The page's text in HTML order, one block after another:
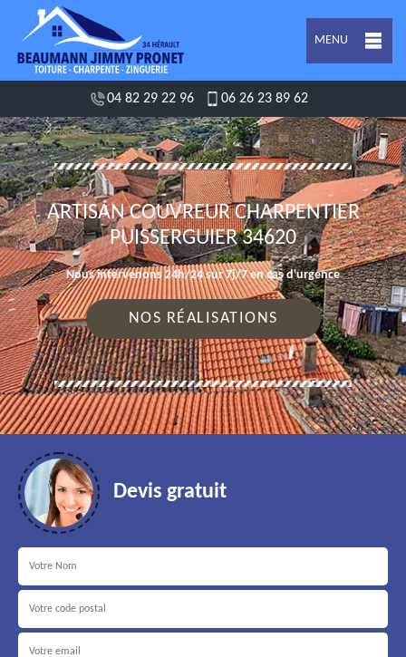
MENU
04 82 29 22 96 06 26 23 89 62
ARTISAN COUVREUR CHARPENTIER
PUISSERGUIER 34620
Nous intervenons 24h/24 sur 7j/7 en cas d'urgence
NOS RÉALISATIONS
Devis gratuit